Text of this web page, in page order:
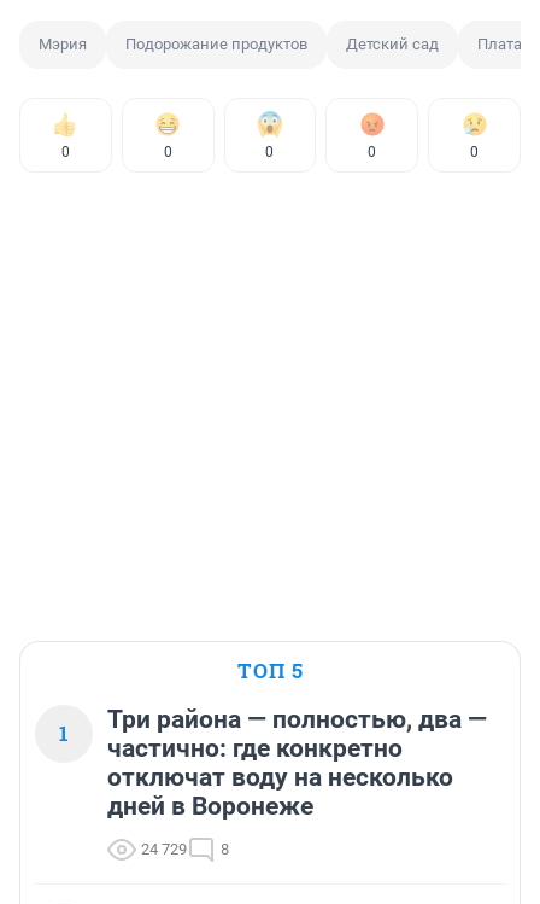
Мэрия Подорожание продуктов Детский сад Плата
0 0 0 0 0
ТОП 5
1
Три района — полностью, два —
частично: где конкретно
отключат воду на несколько
дней в Воронеже
24 729 8